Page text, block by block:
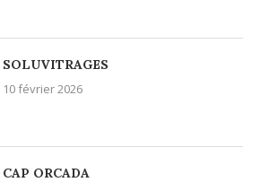
SOLUVITRAGES
10 février 2026
CAP ORCADA